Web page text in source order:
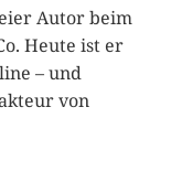
Autor beim
Heute ist er
– und
von